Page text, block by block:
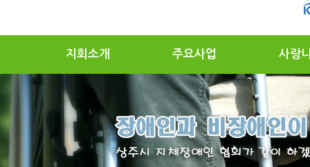
지회소개 주요사업 사랑